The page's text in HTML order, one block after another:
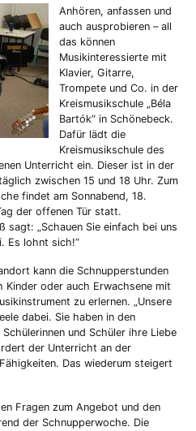
Anhören, anfassen und
auch ausprobieren – all
das können
Musikinteressierte mit
Klavier, Gitarre,
Trompete und Co. in der
Kreismusikschule „Béla
Bartók“ in Schönebeck.
Dafür lädt die
Kreismusikschule des
Unterricht ein. Dieser ist in der
zwischen 15 und 18 Uhr. Zum
findet am Sonnabend, 18.
der offenen Tür statt.
sagt: „Schauen Sie einfach bei uns
Es lohnt sich!“
kann die Schnupperstunden
Kinder oder auch Erwachsene mit
zu erlernen. „Unsere
dabei. Sie haben in den
und Schüler ihre Liebe
der Unterricht an der
Das wiederum steigert
Fragen zum Angebot und den
der Schnupperwoche. Die